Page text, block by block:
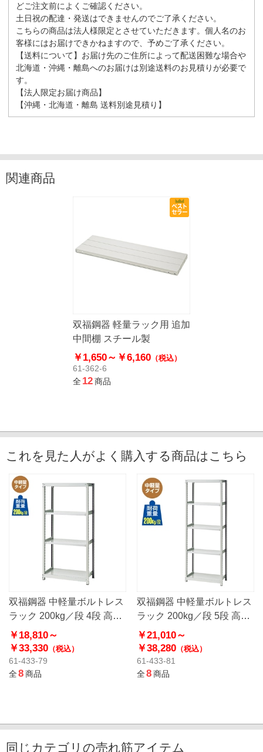
どご注文前によくご確認ください。
土日祝の配達・発送はできませんのでご了承ください。
こちらの商品は法人様限定とさせていただきます。個人名のお
客様にはお届けできかねますので、予めご了承ください。
【送料について】お届け先のご住所によって配送困難な場合や
北海道・沖縄・離島へのお届けは別途送料のお見積りが必要で
す。
【法人限定お届け商品】
【沖縄・北海道・離島 送料別途見積り】
関連商品
双福鋼器 軽量ラック用 追加
中間棚 スチール製
￥1,650～ ￥6,160（税込）
61-362-6
全12商品
これを見た人がよく購入する商品はこちら
双福鋼器 中軽量ボルトレス
ラック 200kg／段 4段 高さ
180cm
￥18,810～
￥33,330 （税込）
61-433-79
全8商品
双福鋼器 中軽量ボルトレス
ラック 200kg／段 5段 高さ
180cm
￥21,010～
￥38,280（税込）
61-433-81
全8商品
同じカテゴリの売れ筋アイテム